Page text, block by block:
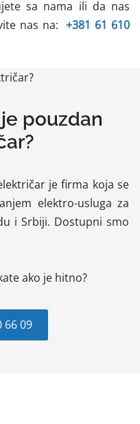
sa nama ili da nas
nas na: +381 61 610
pouzdan
je firma koja se
elektro-usluga za
i Srbiji. Dostupni smo
ako je hitno?
66 09